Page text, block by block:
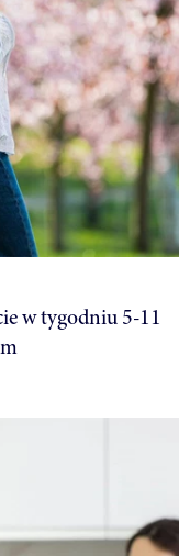
w tygodniu 5-11